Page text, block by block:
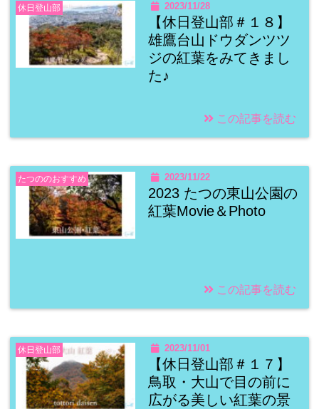
休日登山部 2023/11/28
【休日登山部＃１８】
雄鷹台山ドウダンツツ
ジの紅葉をみてきまし
た♪
この記事を読む
たつののおすすめ 2023/11/22
2023 たつの東山公園の
紅葉Movie＆Photo
この記事を読む
休日登山部 2023/11/01
【休日登山部＃１７】
鳥取・大山で目の前に
広がる美しい紅葉の景